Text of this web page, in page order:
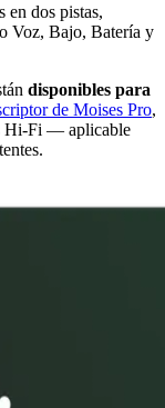
en dos pistas,
Voz, Bajo, Batería y
disponibles para
de Moises Pro,
Hi-Fi — aplicable